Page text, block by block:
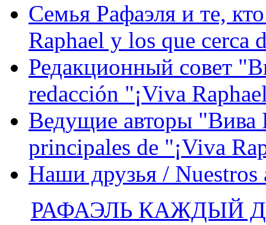
Семья Рафаэля и те,
Raphael y los que cerca
Редакционный совет
redacción "¡Viva
Ведущие авторы "Вива
principales de "¡Viva
Наши друзья / Nuestros
РАФАЭЛЬ КАЖДЫЙ